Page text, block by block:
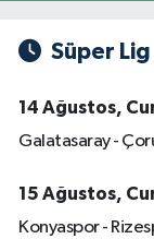
Süper
14 Ağustos,
Galatasaray -
15 Ağustos,
Konyaspor -